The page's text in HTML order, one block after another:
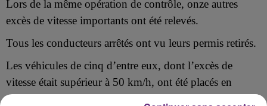
Lors de la même opération de contrôle, onze autres
excès de vitesse importants ont été relevés.
Tous les conducteurs arrêtés ont vu leurs permis retirés.
Les véhicules de cinq d’entre eux, dont l’excès de
vitesse était supérieur à 50 km/h, ont été placés en
fourrière.